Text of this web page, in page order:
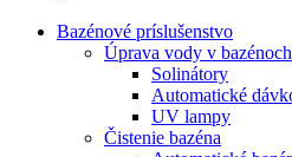
Bazénové príslušenstvo
Úprava vody v bazénoch
Solinátory
Automatické
UV lampy
Čistenie bazéna